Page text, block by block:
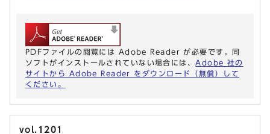
PDFファイルの閲覧には Adobe Reader が必要です。同
ソフトがインストールされていない場合には、 Adobe 社の
サイトから Adobe Reader をダウンロード（無償）して
ください。
vol.1201